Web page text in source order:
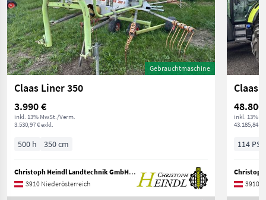
Gebrauchtmaschine
Claas Liner 350
3.990 €
inkl. 13% MwSt./Verm.
3.530,97 € exkl.
500 h 350 cm
Christoph Heindl Landtechnik GmbH, Waldviertel
3910 Niederösterreich
Claas
48.800
inkl. 13%
43.185,84 €
114 PS/
3910